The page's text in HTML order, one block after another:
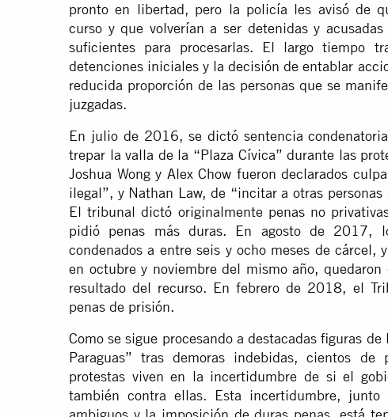
pronto en libertad, pero la policía les avisó de
curso y que volverían a ser detenidas y
suficientes para procesarlas. El largo tiempo
detenciones iniciales y la decisión de entablar
reducida proporción de las personas que se
juzgadas.
En julio de 2016, se dictó sentencia
trepar la valla de la “Plaza Cívica” durante las
Joshua Wong y Alex Chow fueron declarados
ilegal”, y Nathan Law, de “incitar a otras
El tribunal dictó originalmente penas no
pidió penas más duras. En agosto de 2017,
condenados a entre seis y ocho meses de cárcel,
en octubre y noviembre del mismo año,
resultado del recurso. En febrero de 2018, el
penas de prisión.
Como se sigue procesando a destacadas figuras
Paraguas” tras demoras indebidas, cientos de
protestas viven en la incertidumbre de si el
también contra ellas. Esta incertidumbre,